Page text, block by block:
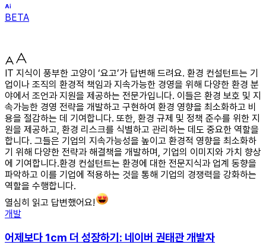
BETA
IT 지식이 풍부한 고양이 ‘요고’가 답변해 드려요. 환경 컨설턴트는 기
업이나 조직의 환경적 책임과 지속가능한 경영을 위해 다양한 환경 분
야에서 조언과 지원을 제공하는 전문가입니다. 이들은 환경 보호 및 지
속가능한 경영 전략을 개발하고 구현하여 환경 영향을 최소화하고 비
용을 절감하는 데 기여합니다. 또한, 환경 규제 및 정책 준수를 위한 지
원을 제공하고, 환경 리스크를 식별하고 관리하는 데도 중요한 역할을
합니다. 그들은 기업의 지속가능성을 높이고 환경적 영향을 최소화하
기 위해 다양한 전략과 해결책을 개발하며, 기업의 이미지와 가치 향상
에 기여합니다.환경 컨설턴트는 환경에 대한 전문지식과 업계 동향을
파악하고 이를 기업에 적용하는 것을 통해 기업의 경쟁력을 강화하는
역할을 수행합니다.
열심히 읽고 답변했어요!
개발
어제보다 1cm 더 성장하기: 네이버 권태관 개발자